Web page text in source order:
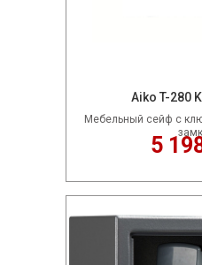
Aiko T-280
Мебельный сейф с
5